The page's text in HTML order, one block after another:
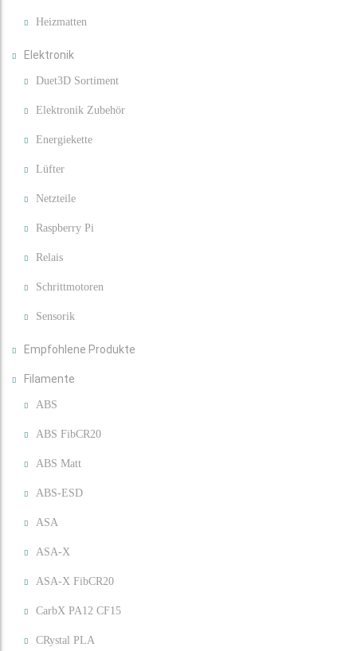
Heizmatten
Elektronik
Duet3D Sortiment
Elektronik Zubehör
Energiekette
Lüfter
Netzteile
Raspberry Pi
Relais
Schrittmotoren
Sensorik
Empfohlene Produkte
Filamente
ABS
ABS FibCR20
ABS Matt
ABS-ESD
ASA
ASA-X
ASA-X FibCR20
CarbX PA12 CF15
CRystal PLA